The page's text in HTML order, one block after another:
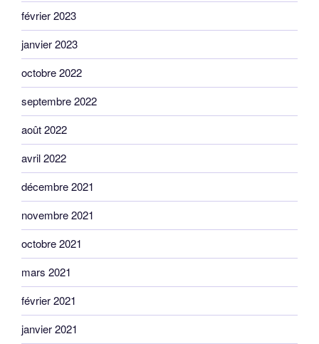
février 2023
janvier 2023
octobre 2022
septembre 2022
août 2022
avril 2022
décembre 2021
novembre 2021
octobre 2021
mars 2021
février 2021
janvier 2021